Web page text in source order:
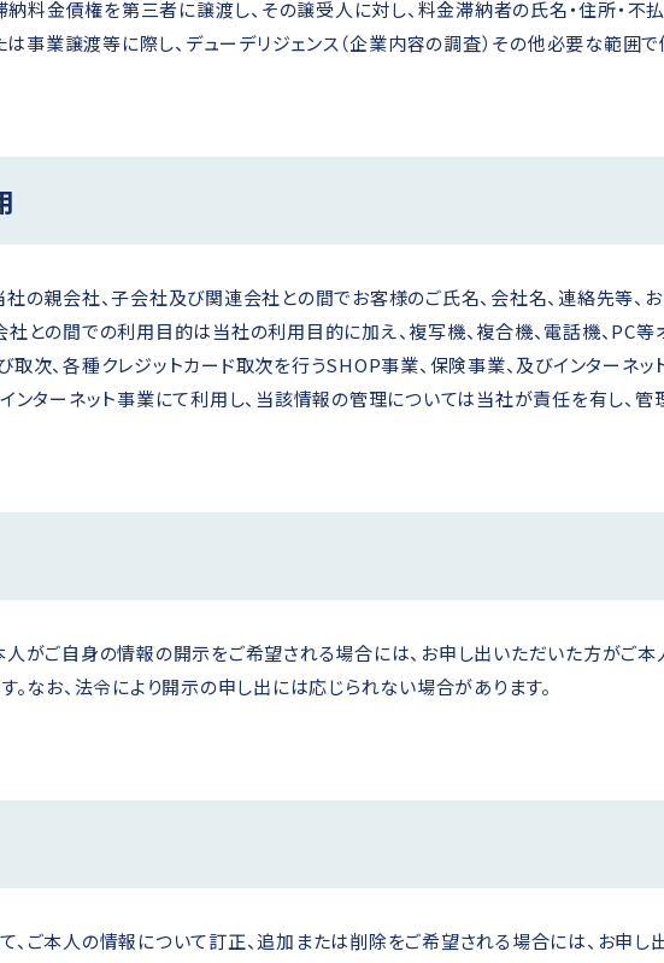
納料金債権を第三者に譲渡し、その譲受人に対し、料金滞納者の氏名・住所・不
事業譲渡等に際し、デューデリジェンス（企業内容の調査）その他必要な範囲
の親会社、子会社及び関連会社との間でお客様のご氏名、会社名、連絡先等、
との間での利用目的は当社の利用目的に加え、複写機、複合機、電話機、PC
次、各種クレジットカード取次を行うSHOP事業、保険事業、及びインターネッ
ンターネット事業にて利用し、当該情報の管理については当社が責任を有し、管
人がご自身の情報の開示をご希望される場合には、お申し出いただいた方がご
。なお、法令により開示の申し出には応じられない場合があります。
、ご本人の情報について訂正、追加または削除をご希望される場合には、お申